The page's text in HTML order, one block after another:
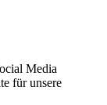
Media
für unsere